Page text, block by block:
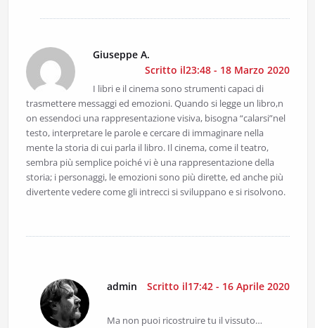
Giuseppe A.
Scritto il23:48 - 18 Marzo 2020
I libri e il cinema sono strumenti capaci di
trasmettere messaggi ed emozioni. Quando si legge un libro,n
on essendoci una rappresentazione visiva, bisogna “calarsi”nel
testo, interpretare le parole e cercare di immaginare nella
mente la storia di cui parla il libro. Il cinema, come il teatro,
sembra più semplice poiché vi è una rappresentazione della
storia; i personaggi, le emozioni sono più dirette, ed anche più
divertente vedere come gli intrecci si sviluppano e si risolvono.
admin Scritto il17:42 - 16 Aprile 2020
Ma non puoi ricostruire tu il vissuto…